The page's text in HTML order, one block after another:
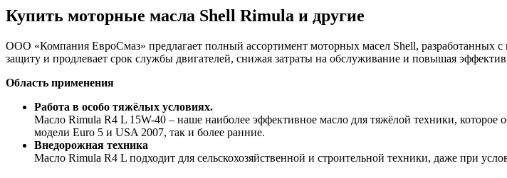
Купить моторные масла Shell Rimula и другие
ООО «Компания ЕвроСмаз» предлагает полный ассортимент моторных масел Shell, разработанных
защиту и продлевает срок службы двигателей, снижая затраты на обслуживание и повышая
Область применения
Работа в особо тяжёлых условиях.
Масло Rimula R4 L 15W-40 – наше наиболее эффективное масло для тяжёлой техники,
модели Euro 5 и USA 2007, так и более ранние.
Внедорожная техника
Масло Rimula R4 L подходит для сельскохозяйственной и строительной техники, даже при